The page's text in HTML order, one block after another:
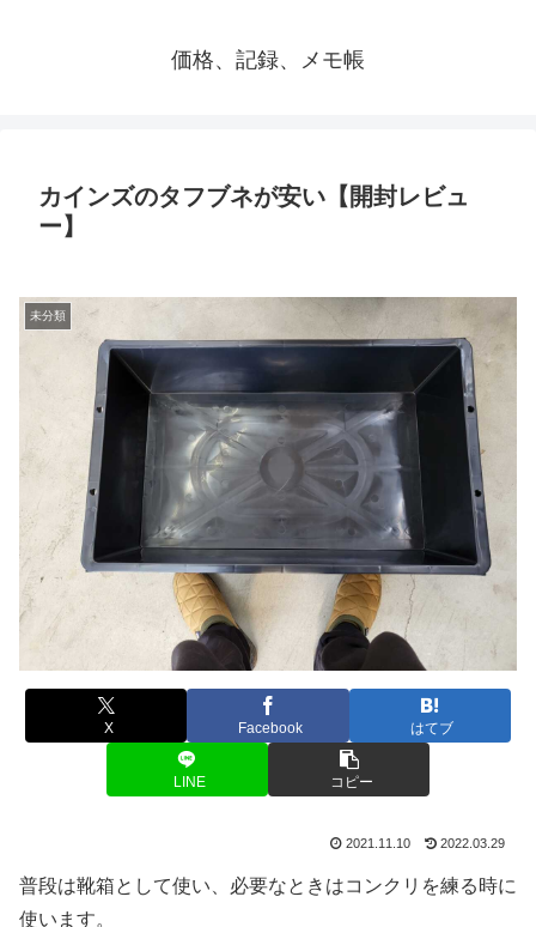
価格、記録、メモ帳
カインズのタフブネが安い【開封レビュ
ー】
未分類
X Facebook はてブ
LINE コピー
2021.11.10 2022.03.29
普段は靴箱として使い、必要なときはコンクリを練る時に
使います。